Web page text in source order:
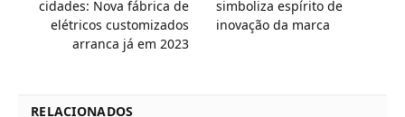
cidades: Nova fábrica de
elétricos customizados
arranca já em 2023
simboliza espírito de
inovação da marca
RELACIONADOS